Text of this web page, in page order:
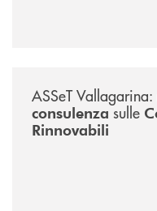
ASSeT
consulenzasulle
Rinnovabili